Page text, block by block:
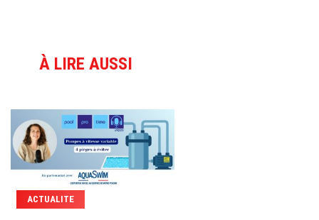
À LIRE AUSSI
ACTUALITE